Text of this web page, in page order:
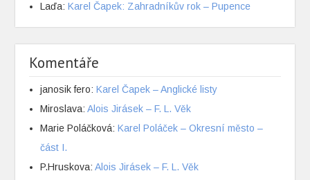
Laďa:Karel Čapek: Zahradníkův rok – Pupence
Komentáře
janosik fero:Karel Čapek – Anglické listy
Miroslava:Alois Jirásek – F. L. Věk
Marie Poláčková:Karel Poláček – Okresní město –
část I.
P.Hruskova:Alois Jirásek – F. L. Věk